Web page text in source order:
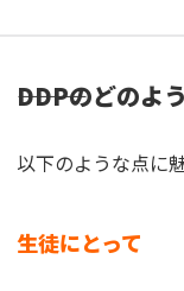
―――DDPのどの
以下のような点に
生徒にとって